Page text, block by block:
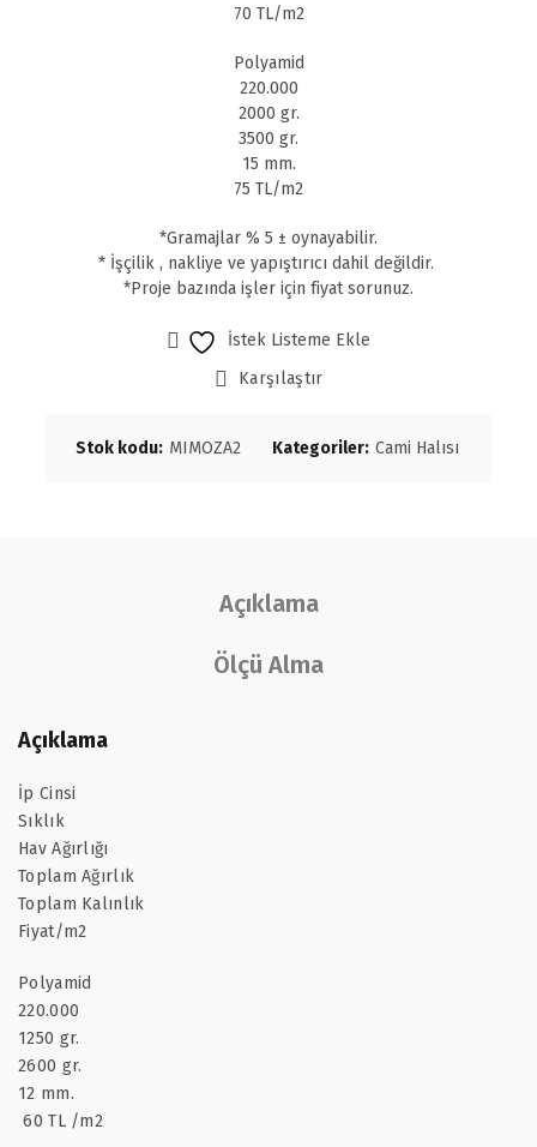
70 TL/m2
Polyamid
220.000
2000 gr.
3500 gr.
15 mm.
75 TL/m2
*Gramajlar % 5 ± oynayabilir.
* İşçilik , nakliye ve yapıştırıcı dahil değildir.
*Proje bazında işler için fiyat sorunuz.
İstek Listeme Ekle
Karşılaştır
Stok kodu: MIMOZA2 Kategoriler: Cami Halısı
Açıklama
Ölçü Alma
Açıklama
İp Cinsi
Sıklık
Hav Ağırlığı
Toplam Ağırlık
Toplam Kalınlık
Fiyat/m2
Polyamid
220.000
1250 gr.
2600 gr.
12 mm.
60 TL /m2